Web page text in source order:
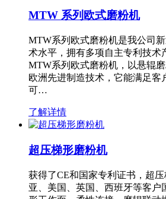
MTW 系列欧式磨粉机
MTW系列欧式磨粉机是我公司
术水平，拥有多项自主专利技
MTW系列欧式磨粉机，以悬辊
欧洲先进制造技术，它能满足客
可…
了解详情
超压梯形磨粉机
获得了CE和国家专利证书，超
亚、美国、英国、西班牙等客户